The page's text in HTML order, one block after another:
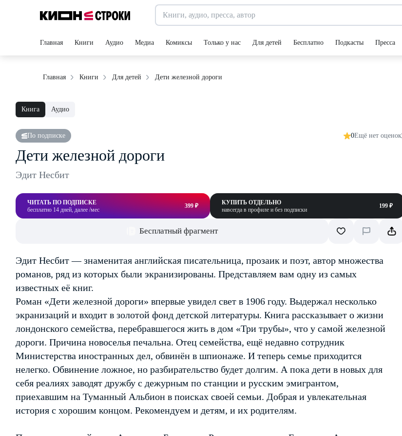
Главная Книги Аудио Медиа Комиксы Только у нас Для детей Бесплатно Подкасты Пресса
Главная Книги Для детей Дети железной дороги
Книга Аудио
По подписке 0Ещё нет оценок
Дети железной дороги
Эдит Несбит
ЧИТАТЬ ПО ПОДПИСКЕ
бесплатно 14 дней, далее /мес
399 ₽
КУПИТЬ ОТДЕЛЬНО
навсегда в профиле и без подписки
199 ₽
Бесплатный фрагмент
Эдит Несбит — знаменитая английская писательница, прозаик и поэт, автор множества
романов, ряд из которых были экранизированы. Представляем вам одну из самых
известных её книг.
Роман «Дети железной дороги» впервые увидел свет в 1906 году. Выдержал несколько
экранизаций и входит в золотой фонд детской литературы. Книга рассказывает о жизни
лондонского семейства, перебравшегося жить в дом «Три трубы», что у самой железной
дороги. Причина новоселья печальна. Отец семейства, ещё недавно сотрудник
Министерства иностранных дел, обвинён в шпионаже. И теперь семье приходится
нелегко. Обвинение ложное, но разбирательство будет долгим. А пока дети в новых для
себя реалиях заводят дружбу с дежурным по станции и русским эмигрантом,
приехавшим на Туманный Альбион в поисках своей семьи. Добрая и увлекательная
история с хорошим концом. Рекомендуем и детям, и их родителям.